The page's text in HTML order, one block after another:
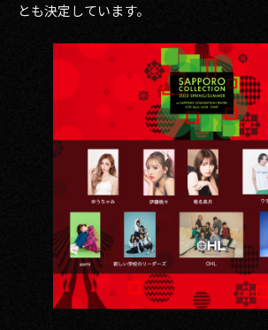
2022
2021
2020
2019
2018
2017
とも決定しています。